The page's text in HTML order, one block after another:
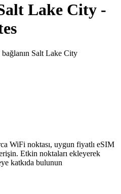
Lake City -
Salt Lake City
WiFi noktası, uygun fiyatlı eSIM
Etkin noktaları ekleyerek
katkıda bulunun